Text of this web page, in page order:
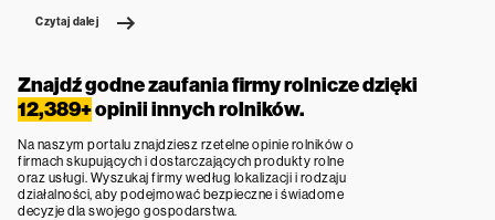
Czytaj dalej
Znajdź godne zaufania firmy rolnicze dzięki
12,389+opinii innych rolników.
Na naszym portalu znajdziesz rzetelne opinie rolników o
firmach skupujących i dostarczających produkty rolne
oraz usługi. Wyszukaj firmy według lokalizacji i rodzaju
działalności, aby podejmować bezpieczne i świadome
decyzje dla swojego gospodarstwa.